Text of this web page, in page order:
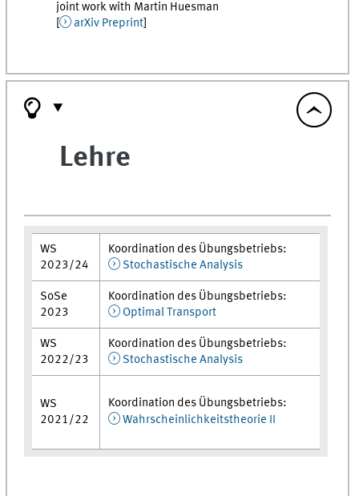
joint work with Martin Huesman
[
arXiv Preprint
Lehre
WS
2023/24
Koordination des Übungsbetriebs:
Stochastische Analysis
SoSe
2023
Koordination des Übungsbetriebs:
Optimal Transport
WS
2022/23
Koordination des Übungsbetriebs:
Stochastische Analysis
WS
2021/22
Koordination des Übungsbetriebs:
Wahrscheinlichkeitstheorie II